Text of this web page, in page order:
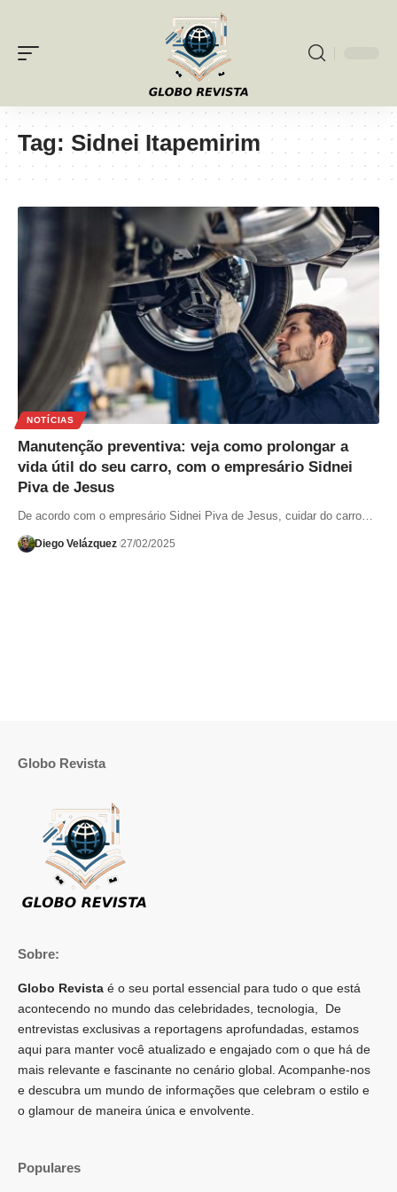
Tag: Sidnei Itapemirim
NOTÍCIAS
Manutenção preventiva: veja como prolongar a
vida útil do seu carro, com o empresário Sidnei
Piva de Jesus
De acordo com o empresário Sidnei Piva de Jesus, cuidar do carro…
Diego Velázquez 27/02/2025
Globo Revista
Sobre:
Globo Revista é o seu portal essencial para tudo o que está
acontecendo no mundo das celebridades, tecnologia, De
entrevistas exclusivas a reportagens aprofundadas, estamos
aqui para manter você atualizado e engajado com o que há de
mais relevante e fascinante no cenário global. Acompanhe-nos
e descubra um mundo de informações que celebram o estilo e
o glamour de maneira única e envolvente.
Populares